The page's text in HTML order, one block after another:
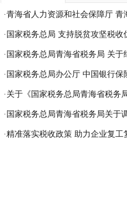
·青海省人力资源和社会保障厅 青
· 国家税务总局 支持脱贫攻坚税收
· 国家税务总局青海省税务局 关
· 国家税务总局办公厅 中国银行
· 关于《国家税务总局青海省税务
· 国家税务总局青海省税务局关于
·精准落实税收政策 助力企业复工